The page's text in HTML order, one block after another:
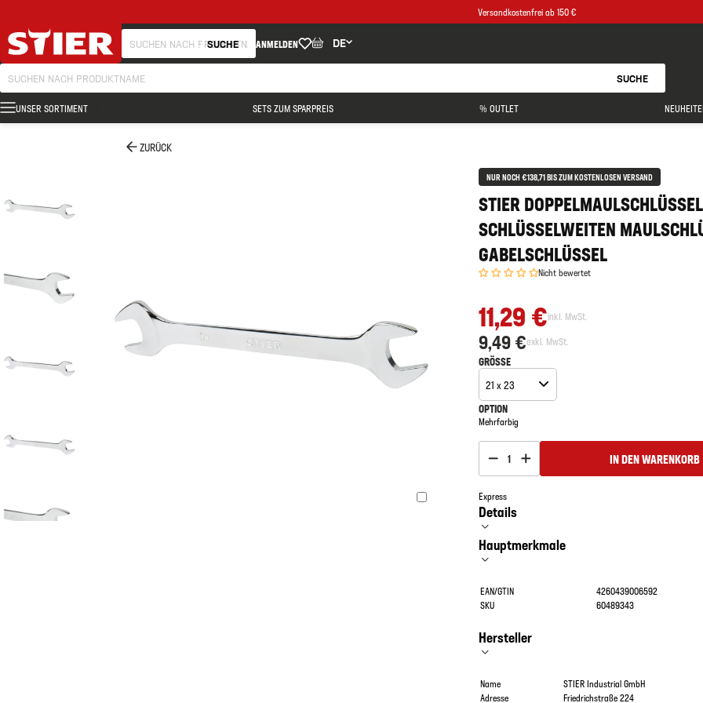
Versandkostenfrei ab 150 €
SUCHE ANMELDEN DE
SUCHE
UNSER SORTIMENT SETS ZUM SPARPREIS % OUTLET
ZURÜCK
NUR NOCH €138,71 BIS ZUM KOSTENLOSEN VERSAND
STIER
SCHLÜSSELWEITEN
GABELSCHLÜSSEL
Nicht bewertet
11,29 €inkl. MwSt.
9,49 €exkl. MwSt.
GRÖSSE
21 x 23
OPTION
Mehrfarbig
1 IN DEN WARENKORB
Express
Details
Hauptmerkmale
EAN/GTIN
4260439006592
SKU
60489343
Hersteller
Name
STIER Industrial GmbH
Adresse
Friedrichstraße 224